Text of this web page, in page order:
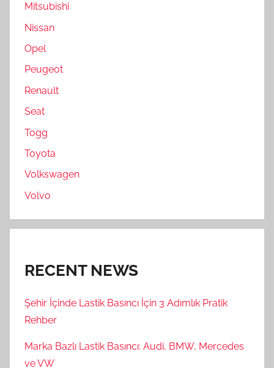
Mitsubishi
Nissan
Opel
Peugeot
Renault
Seat
Togg
Toyota
Volkswagen
Volvo
RECENT NEWS
Şehir İçinde Lastik Basıncı İçin 3 Adımlık Pratik
Rehber
Marka Bazlı Lastik Basıncı: Audi, BMW, Mercedes
ve VW